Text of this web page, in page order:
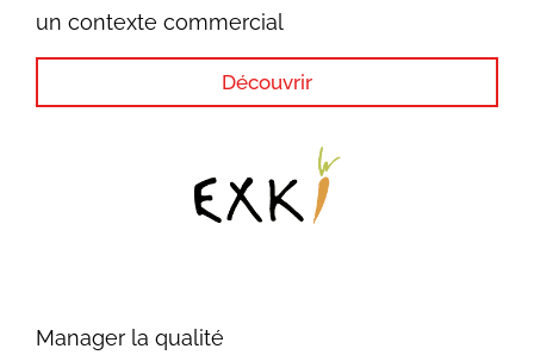
un contexte commercial
Découvrir
Manager la qualité